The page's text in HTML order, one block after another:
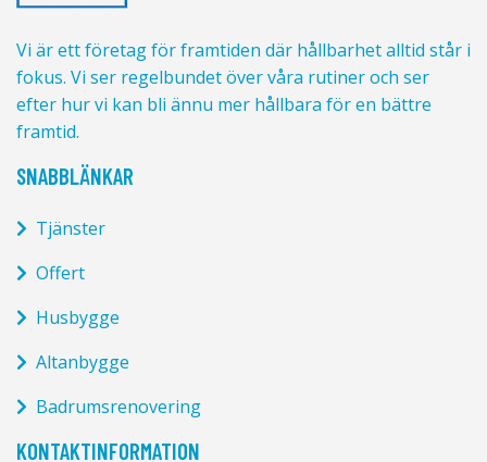
Vi är ett företag för framtiden där hållbarhet alltid står i
fokus. Vi ser regelbundet över våra rutiner och ser
efter hur vi kan bli ännu mer hållbara för en bättre
framtid.
SNABBLÄNKAR
Tjänster
Offert
Husbygge
Altanbygge
Badrumsrenovering
KONTAKTINFORMATION